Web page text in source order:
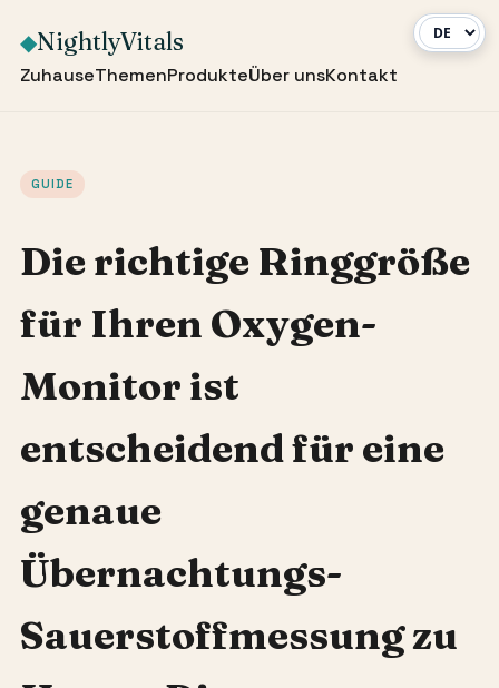
◆NightlyVitals
ZuhauseThemenProdukteÜber unsKontakt
GUIDE
Die richtige Ringgröße
für Ihren Oxygen-
Monitor ist
entscheidend für eine
genaue
Übernachtungs-
Sauerstoffmessung zu